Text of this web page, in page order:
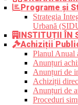
Programe și
Strategia
Urbană
INSTITUȚII ÎN
Achiziții
Planul Anual
Anunțuri
Anunțuri de
Achiziții
Anunțuri de
Proceduri